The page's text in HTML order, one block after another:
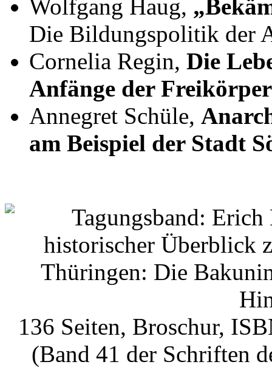
Wolfgang Haug,
Die Bildungspolitik der
Cornelia Regin, Die
Anfänge der
Annegret Schüle,
am Beispiel der Stadt
136 Seiten, Broschur,
(Band 41 der Schriften